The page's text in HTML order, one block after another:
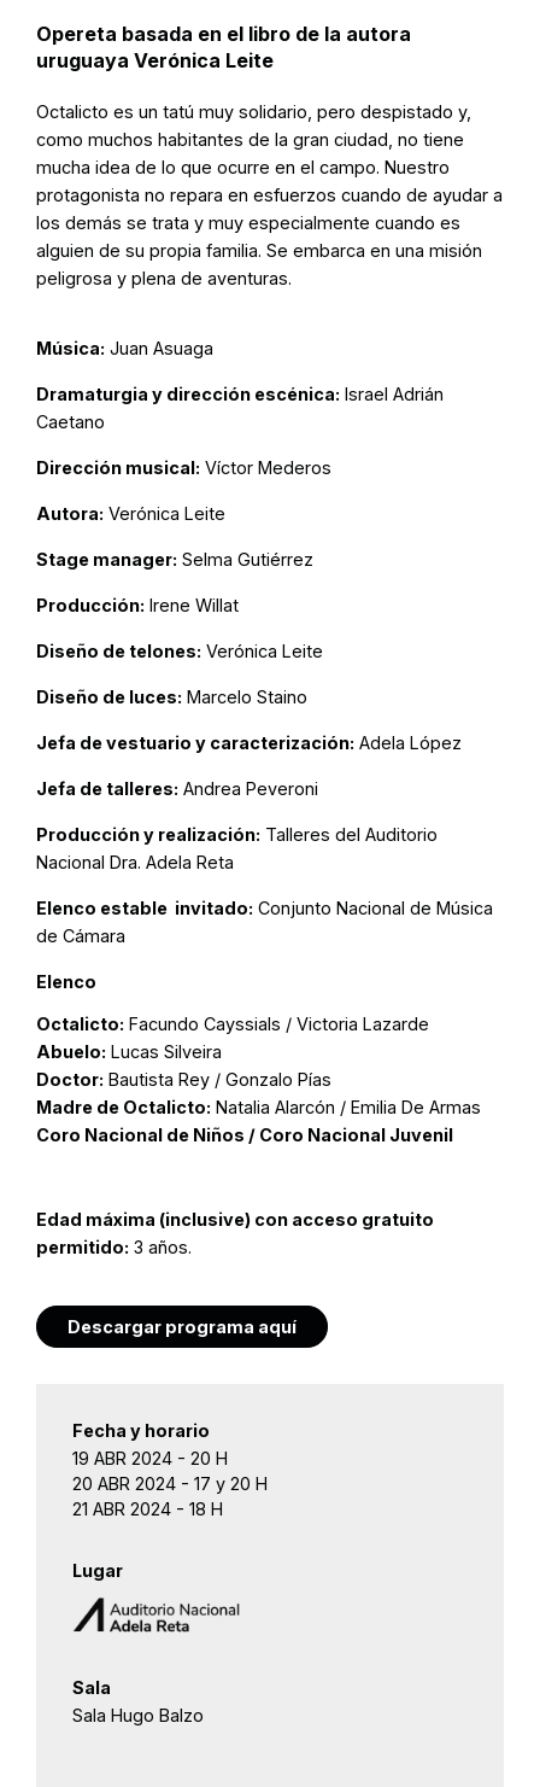
Opereta basada en el libro de la autora
uruguaya Verónica Leite
Octalicto es un tatú muy solidario, pero despistado y,
como muchos habitantes de la gran ciudad, no tiene
mucha idea de lo que ocurre en el campo. Nuestro
protagonista no repara en esfuerzos cuando de ayudar a
los demás se trata y muy especialmente cuando es
alguien de su propia familia. Se embarca en una misión
peligrosa y plena de aventuras.
Música: Juan Asuaga
Dramaturgia y dirección escénica: Israel Adrián
Caetano
Dirección musical: Víctor Mederos
Autora: Verónica Leite
Stage manager: Selma Gutiérrez
Producción: Irene Willat
Diseño de telones: Verónica Leite
Diseño de luces: Marcelo Staino
Jefa de vestuario y caracterización: Adela López
Jefa de talleres: Andrea Peveroni
Producción y realización: Talleres del Auditorio
Nacional Dra. Adela Reta
Elenco estable invitado: Conjunto Nacional de Música
de Cámara
Elenco
Octalicto: Facundo Cayssials / Victoria Lazarde
Abuelo: Lucas Silveira
Doctor: Bautista Rey / Gonzalo Pías
Madre de Octalicto: Natalia Alarcón / Emilia De Armas
Coro Nacional de Niños / Coro Nacional Juvenil
Edad máxima (inclusive) con acceso gratuito
permitido: 3 años.
Descargar programa aquí
Fecha y horario
19 ABR 2024 - 20 H
20 ABR 2024 - 17 y 20 H
21 ABR 2024 - 18 H
Lugar
Sala
Sala Hugo Balzo